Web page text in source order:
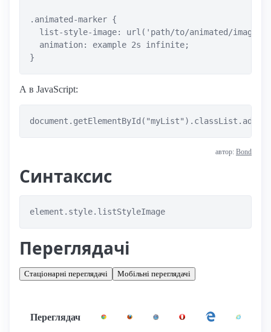
.animated-marker {
list-style-image: url('path/to/animated/
  animation: example 2s infinite;
А в JavaScript:
автор: Bond
Синтаксис
element.style.listStyleImage
Переглядачі
Стаціонарні переглядачі Мобільні переглядачі
Переглядач